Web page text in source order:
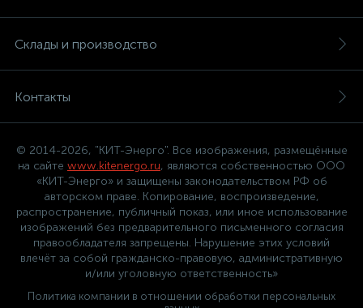
Склады и производство
Контакты
© 2014-2026, "КИТ-Энерго". Все изображения, размещённые
на сайте www.kitenergo.ru, являются собственностью ООО
«КИТ-Энерго» и защищены законодательством РФ об
авторском праве. Копирование, воспроизведение,
распространение, публичный показ, или иное использование
изображений без предварительного письменного согласия
правообладателя запрещены. Нарушение этих условий
влечёт за собой гражданско-правовую, административную
и/или уголовную ответственность»
Политика компании в отношении обработки персональных